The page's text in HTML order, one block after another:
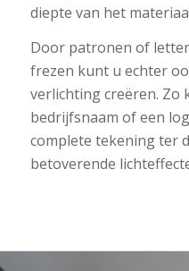
diepte van het
Door patronen of
frezen kunt u echter
verlichting creëren. Zo
bedrijfsnaam of een
complete tekening ter
betoverende